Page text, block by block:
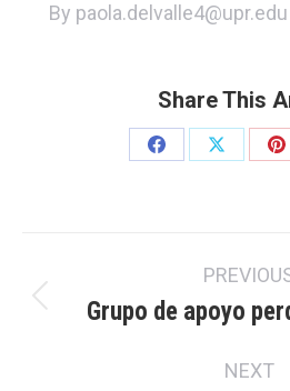
By paola.delvalle4@upr.edu
Share This
Share
Share
navigation
Grupo de apoyo
NEXT